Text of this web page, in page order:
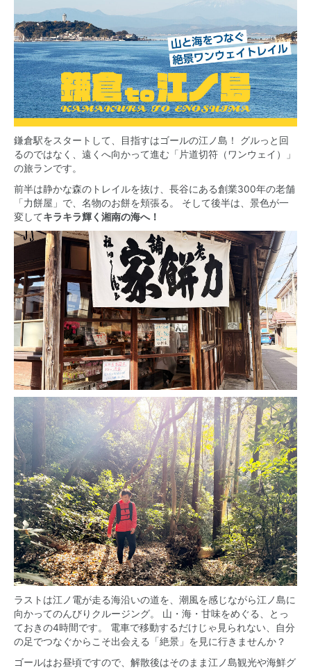
鎌倉駅をスタートして、目指すはゴールの江ノ島！ グルっと回
るのではなく、遠くへ向かって進む「片道切符（ワンウェイ）」
の旅ランです。
前半は静かな森のトレイルを抜け、長谷にある創業300年の老舗
「力餅屋」で、名物のお餅を頬張る。 そして後半は、景色が一
変してキラキラ輝く湘南の海へ！
ラストは江ノ電が走る海沿いの道を、潮風を感じながら江ノ島に
向かってのんびりクルージング。 山・海・甘味をめぐる、とっ
ておきの4時間です。 電車で移動するだけじゃ見られない、自分
の足でつなぐからこそ出会える「絶景」を見に行きませんか？
ゴールはお昼頃ですので、解散後はそのまま江ノ島観光や海鮮グ